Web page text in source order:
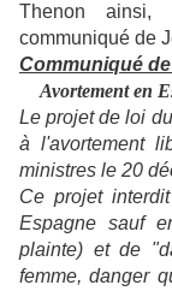
Thenon
communiqué de
Communiqué
Avortement en
Le projet de loi
à l'avortement
ministres le 20
Ce projet
Espagne sauf
plainte) et de
femme, danger